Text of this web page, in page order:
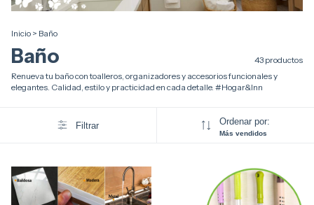
Inicio > Baño
Baño
43 productos
Renueva tu baño con toalleros, organizadores y accesorios funcionales y
elegantes. Calidad, estilo y practicidad en cada detalle. #Hogar&Inn
Filtrar Ordenar por:
Más vendidos